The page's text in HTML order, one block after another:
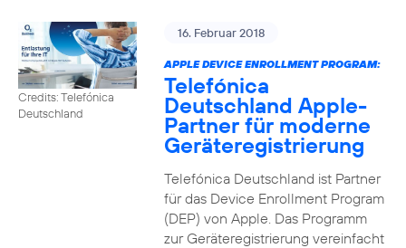
Credits: Telefónica
Deutschland
16. Februar 2018
APPLE DEVICE ENROLLMENT PROGRAM:
Telefónica
Deutschland Apple-
Partner für moderne
Geräteregistrierung
Telefónica Deutschland ist Partner
für das Device Enrollment Program
(DEP) von Apple. Das Programm
zur Geräteregistrierung vereinfacht